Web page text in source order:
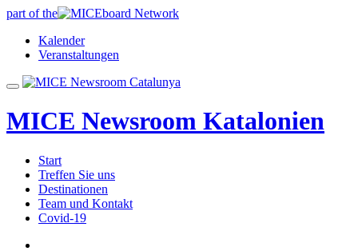
part of the
Kalender
Veranstaltungen
MICE Newsroom Katalonien
Start
Treffen Sie uns
Destinationen
Team und Kontakt
Covid-19